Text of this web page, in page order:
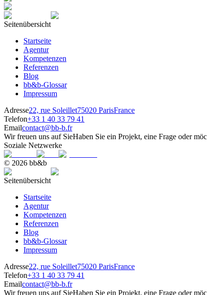
Seitenübersicht
Startseite
Agentur
Kompetenzen
Referenzen
Blog
bb&b-Glossar
Impressum
Adresse22, rue Soleillet75020 ParisFrance
Telefon+33 1 40 33 79 41
Emailcontact@bb-b.fr
Wir freuen uns auf SieHaben Sie ein Projekt, eine Frage oder
Soziale Netzwerke
© 2026 bb&b
Seitenübersicht
Startseite
Agentur
Kompetenzen
Referenzen
Blog
bb&b-Glossar
Impressum
Adresse22, rue Soleillet75020 ParisFrance
Telefon+33 1 40 33 79 41
Emailcontact@bb-b.fr
Wir freuen uns auf SieHaben Sie ein Projekt, eine Frage oder